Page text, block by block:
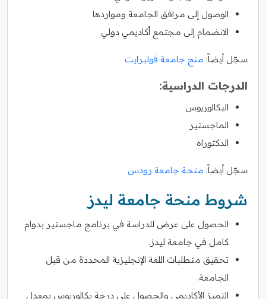
الوصول إلى مرافق الجامعة ومواردها
الانضمام إلى مجتمع أكاديمي دولي
سجّل أيضاً: منح جامعة فولبرايت
الدرجات الدراسية:
البكالوريوس
الماجستير
الدكتوراه
سجّل أيضاً: منحة جامعة رودس
شروط منحة جامعة ليدز
الحصول على عرض للدراسة في برنامج ماجستير بدوام
كامل في جامعة ليدز.
تحقيق متطلبات اللغة الإنجليزية المحددة من قبل
الجامعة.
التميز الأكاديمي والحصول على درجة بكالوريوس بمعدل